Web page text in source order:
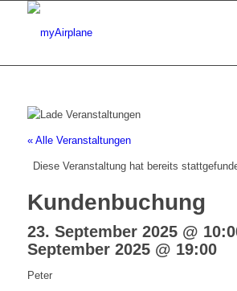
« Alle Veranstaltungen
Diese Veranstaltung hat bereits
Kundenbuchung
23. September 2025 @
September 2025 @ 19:00
Peter